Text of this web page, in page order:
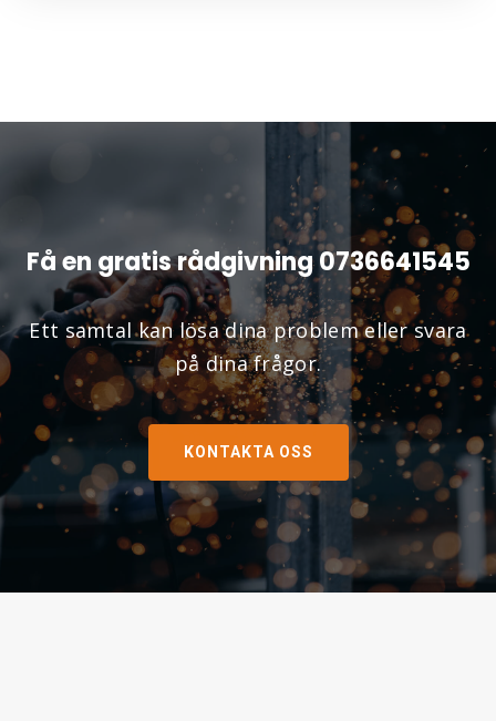
Få en gratis rådgivning 0736641545
Ett samtal kan lösa dina problem eller svara
på dina frågor.
KONTAKTA OSS